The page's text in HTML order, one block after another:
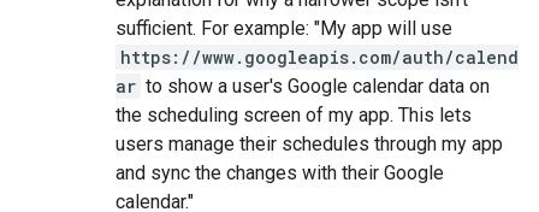
sufficient. For example: "My app will use
https://www.googleapis.com/auth/calend
ar to show a user's Google calendar data on
the scheduling screen of my app. This lets
users manage their schedules through my app
and sync the changes with their Google
calendar."